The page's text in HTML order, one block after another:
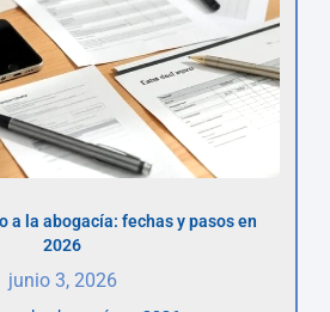
a la abogacía: fechas y pasos en
2026
junio 3, 2026